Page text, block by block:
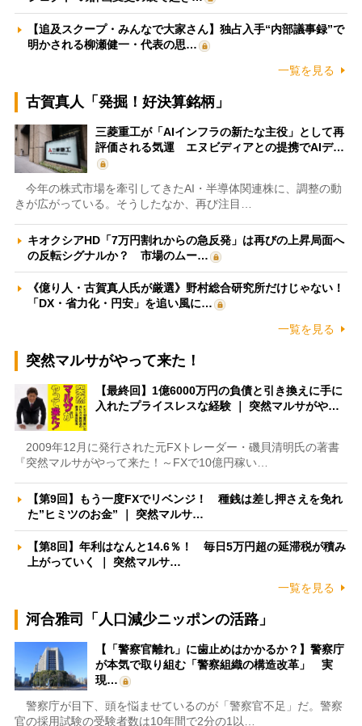
【追及スクープ・みんなで大家さん】独占入手“内部議事録”で
明かされる柳瀬健一・代表の思…
一覧を見る
古賀真人「発掘！好決算銘柄」
三菱重工が「AIインフラの新たな主役」として再
評価される気運 エヌビディアとの提携でAIデ…
今年の株式市場を牽引してきたAI・半導体関連株に、調整の動
きが広がっている。そうしたなか、再び注目…
キオクシアHD「7万円割れからの急反発」は再びの上昇局面へ
の反転シグナルか？ 市場のムー…
《億り人・古賀真人氏が厳選》野村総合研究所だけじゃない！
「DX・省力化・円安」を追い風に…
一覧を見る
突然マルサがやって来た！
【最終回】1億6000万円の負債と引き換えに手に
入れたプライスレスな経験 ｜ 突然マルサがや…
2009年12月に発行された元FXトレーダー・磯貝清明氏の著書
『突然マルサがやって来た！～FXで10億円稼い…
【第9回】もう一度FXでリベンジ！ 種銭は差し押さえを免れ
た”ヒミツのお金” ｜ 突然マルサ…
【第8回】年利はなんと14.6％！ 毎日5万円超の延滞税が積み
上がっていく ｜ 突然マルサ…
一覧を見る
河合雅司「人口減少ニッポンの活路」
【「警察官離れ」に歯止めはかかるか？】警察庁
が本気で取り組む「警察組織の構造改革」 実
現…
警察庁が目下、頭を悩ませているのが「警察官不足」だ。警察
官の採用試験の受験者数は10年間で2分の1以…